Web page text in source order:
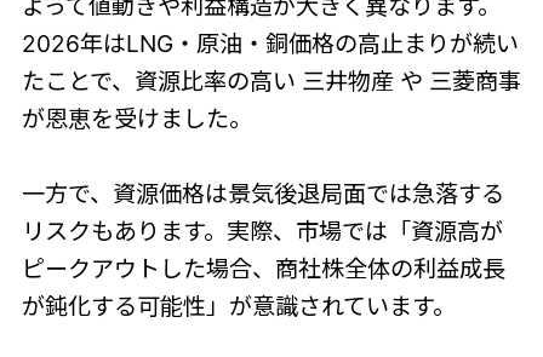
よって値動きや利益構造が大きく異なります。
2026年はLNG・原油・銅価格の高止まりが続い
たことで、資源比率の高い 三井物産 や 三菱商事
が恩恵を受けました。
一方で、資源価格は景気後退局面では急落する
リスクもあります。実際、市場では「資源高が
ピークアウトした場合、商社株全体の利益成長
が鈍化する可能性」が意識されています。